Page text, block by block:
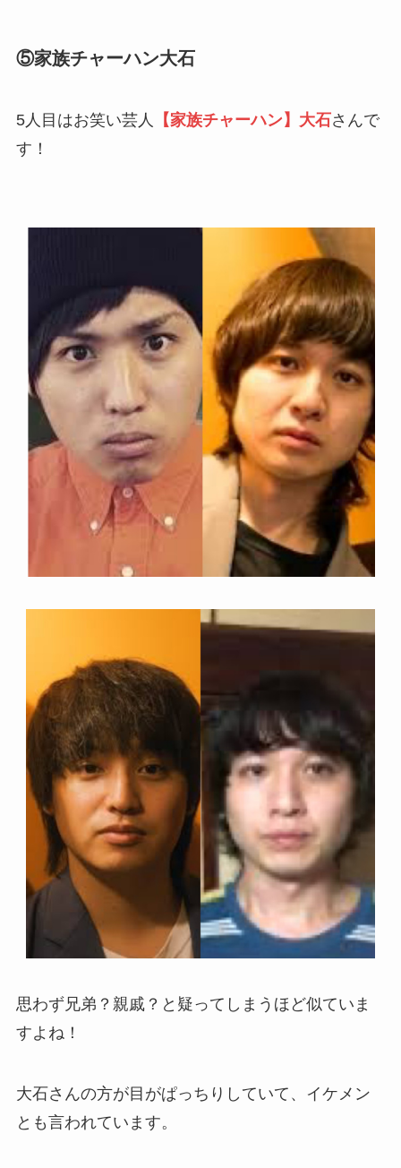
⑤家族チャーハン大石
5人目はお笑い芸人 【家族チャーハン】大石さんで
す！
思わず兄弟？親戚？と疑ってしまうほど似ていま
すよね！
大石さんの方が目がぱっちりしていて、イケメン
とも言われています。